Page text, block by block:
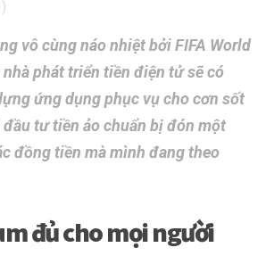
)
vô cùng náo nhiệt bởi FIFA World
phát triển tiền điện tử sẽ có
ứng dụng phục vụ cho cơn sốt
đầu tư tiền ảo chuẩn bị đón một
đồng tiền mà mình đang theo
đủ cho mọi người